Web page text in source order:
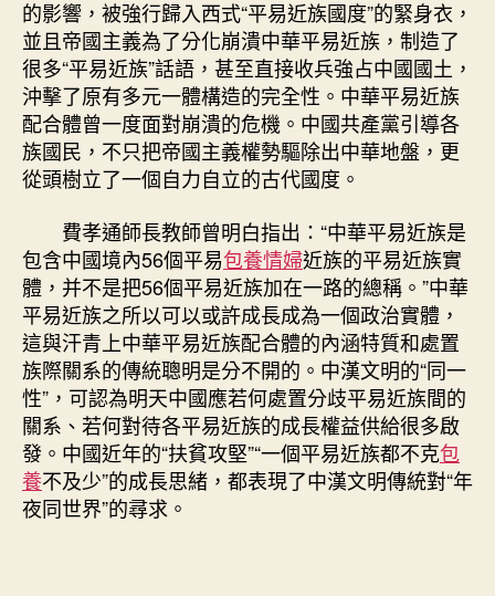
的影響，被強行歸入西式“平易近族國度”的緊身衣，
並且帝國主義為了分化崩潰中華平易近族，制造了
很多“平易近族”話語，甚至直接收兵強占中國國土，
沖擊了原有多元一體構造的完全性。中華平易近族
配合體曾一度面對崩潰的危機。中國共產黨引導各
族國民，不只把帝國主義權勢驅除出中華地盤，更
從頭樹立了一個自力自立的古代國度。
費孝通師長教師曾明白指出：“中華平易近族是
包含中國境內56個平易包養情婦近族的平易近族實
體，并不是把56個平易近族加在一路的總稱。”中華
平易近族之所以可以或許成長成為一個政治實體，
這與汗青上中華平易近族配合體的內涵特質和處置
族際關系的傳統聰明是分不開的。中漢文明的“同一
性”，可認為明天中國應若何處置分歧平易近族間的
關系、若何對待各平易近族的成長權益供給很多啟
發。中國近年的“扶貧攻堅”“一個平易近族都不克包
養不及少”的成長思緒，都表現了中漢文明傳統對“年
夜同世界”的尋求。